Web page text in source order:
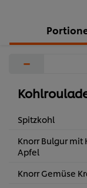
−
Spitzkohl
Knorr Bulgur mit
Apfel
Knorr Gemüse